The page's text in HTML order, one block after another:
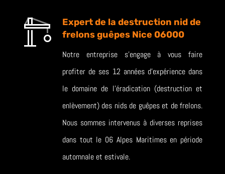
Expert de la destruction nid de
frelons guêpes Nice 06000
Notre entreprise s’engage à vous faire
profiter de ses 12 années d’expérience dans
le domaine de l’éradication (destruction et
enlèvement) des nids de guêpes et de frelons.
Nous sommes intervenus à diverses reprises
dans tout le 06 Alpes Maritimes en période
automnale et estivale.